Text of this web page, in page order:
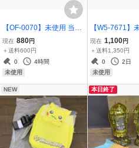
【OF-0070】未使用 当時
物 キャベッジ パッチ キッ
ズ 人形 ドール ベビー レ
トロ 現状品 同梱可 東京引
取可【千円市場】
現在 880円
＋送料600円
0
4時間
未使用
【W5-7671】
吉 橘吉 染付 捻
大皿 大鉢 飾皿
統美 陶器 和食
東京引取可【
現在 1,100円
＋送料1,350円
0
2日
未使用
NEW 本日終了